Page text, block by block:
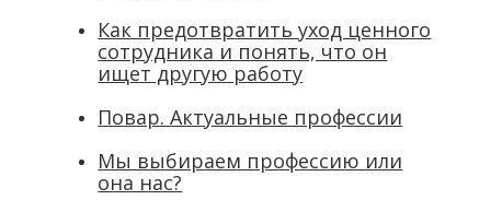
Как предотвратить уход ценного
сотрудника и понять, что он
ищет другую работу
Повар. Актуальные профессии
Мы выбираем профессию или
она нас?